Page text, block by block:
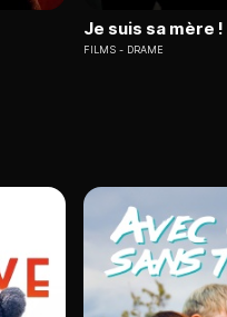
Je suis sa mère !
FILMS DRAME